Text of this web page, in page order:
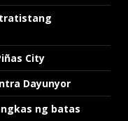
City
Dayunyor
ng batas